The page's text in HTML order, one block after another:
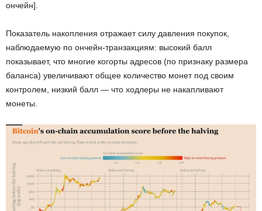
ончейн].
Показатель накопления отражает силу давления покупок,
наблюдаемую по ончейн-транзакциям: высокий балл
показывает, что многие когорты адресов (по признаку размера
баланса) увеличивают общее количество монет под своим
контролем, низкий балл — что ходлеры не накапливают
монеты.